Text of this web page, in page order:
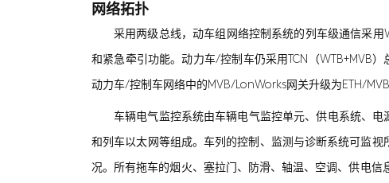
网络拓扑
采用两级总线，动车组网络控制系统的列车级通信采
和紧急牵引功能。动力车/控制车仍采用TCN（WTB+MVB
动力车/控制车网络中的MVB/LonWorks网关升级为ETH/
车辆电气监控系统由车辆电气监控单元、供电系统、
和列车以太网等组成。车列的控制、监测与诊断系统可监
况。所有拖车的烟火、塞拉门、防滑、轴温、空调、供电